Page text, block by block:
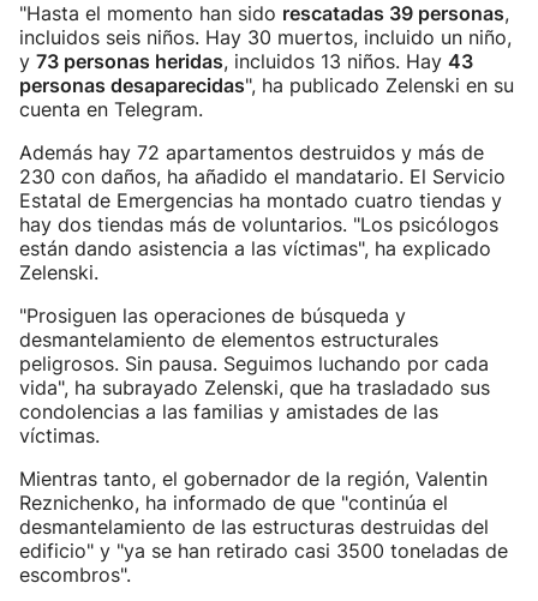
"Hasta el momento han sido rescatadas 39 personas,
incluidos seis niños. Hay 30 muertos, incluido un niño,
y 73 personas heridas, incluidos 13 niños. Hay 43
personas desaparecidas", ha publicado Zelenski en su
cuenta en Telegram.
Además hay 72 apartamentos destruidos y más de
230 con daños, ha añadido el mandatario. El Servicio
Estatal de Emergencias ha montado cuatro tiendas y
hay dos tiendas más de voluntarios. "Los psicólogos
están dando asistencia a las víctimas", ha explicado
Zelenski.
"Prosiguen las operaciones de búsqueda y
desmantelamiento de elementos estructurales
peligrosos. Sin pausa. Seguimos luchando por cada
vida", ha subrayado Zelenski, que ha trasladado sus
condolencias a las familias y amistades de las
víctimas.
Mientras tanto, el gobernador de la región, Valentin
Reznichenko, ha informado de que "continúa el
desmantelamiento de las estructuras destruidas del
edificio" y "ya se han retirado casi 3500 toneladas de
escombros".